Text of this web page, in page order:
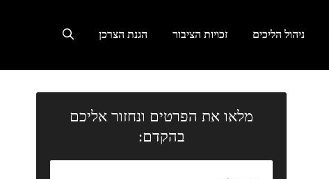
ניהול הליכים זכויות הציבור הגנת הצרכן
מלאו את הפרטים ונחזור אליכם
בהקדם: